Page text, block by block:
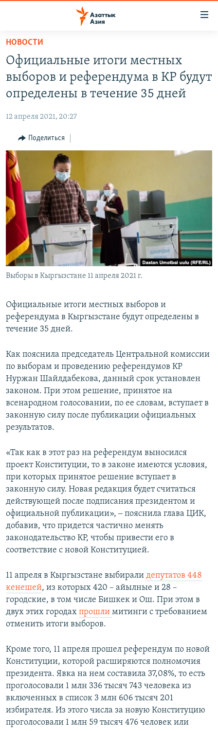
Вернуться
основному
содержанию
главной
навигации
Вернутся
поиску
ЦЕНТРАЛЬНАЯ АЗИЯ
КАЗАХСТАН
ТАДЖИКИСТАН
НОВОСТИ
ВОЙНА В УКРАИНЕ
ҚАЗАҚША
КЫРГЫЗЧА
ТОҶИКӢ
TÜRKMENÇE
Все сайты РСЕ/РС
НОВОСТИ
Официальные итоги местных
выборов и референдума в КР будут
определены в течение 35 дней
12 апреля 2021, 20:27
Поделиться
Выборы в Кыргызстане 11 апреля 2021 г.
Официальные итоги местных выборов и
референдума в Кыргызстане будут определены в
течение 35 дней.
Как пояснила председатель Центральной комиссии
по выборам и проведению референдумов КР
Нуржан Шайлдабекова, данный срок установлен
законом. При этом решение, принятое на
всенародном голосовании, по ее словам, вступает в
законную силу после публикации официальных
результатов.
«Так как в этот раз на референдум выносился
проект Конституции, то в законе имеются условия,
при которых принятое решение вступает в
законную силу. Новая редакция будет считаться
действующей после подписания президентом и
официальной публикации», ‒ пояснила глава ЦИК,
добавив, что придется частично менять
законодательство КР, чтобы привести его в
соответствие с новой Конституцией.
11 апреля в Кыргызстане выбирали депутатов 448
кенешей, из которых 420 – айылные и 28 –
городские, в том числе Бишкек и Ош. При этом в
двух этих городах прошли митинги с требованием
отменить итоги выборов.
Кроме того, 11 апреля прошел референдум по новой
Конституции, которой расширяются полномочия
президента. Явка на нем составила 37,08%, то есть
проголосовали 1 млн 336 тысяч 743 человека из
включенных в список 3 млн 606 тысяч 201
избирателя. Из этого числа за новую Конституцию
проголосовали 1 млн 59 тысяч 476 человек или